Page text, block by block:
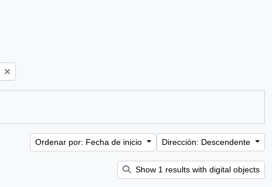
Ordenar por: Fecha de inicio Dirección: Descendente
Show 1 results with digital objects